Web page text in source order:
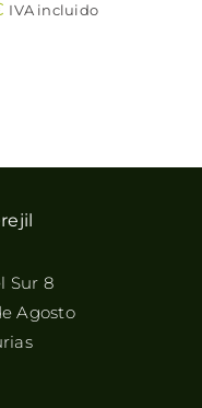
IVA incluido
Sur 8
Agosto